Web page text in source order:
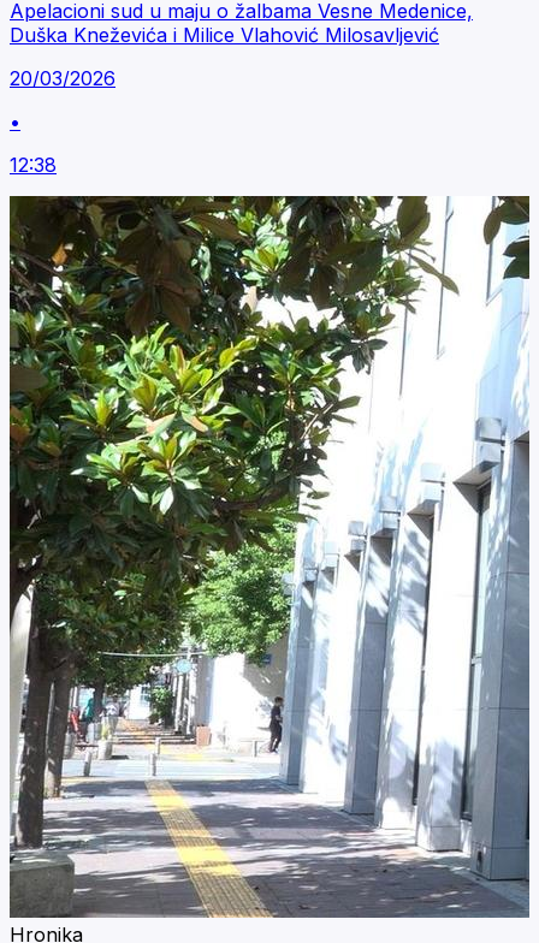
Apelacioni sud u maju o žalbama Vesne Medenice,
Duška Kneževića i Milice Vlahović Milosavljević
20/03/2026
•
12:38
Hronika